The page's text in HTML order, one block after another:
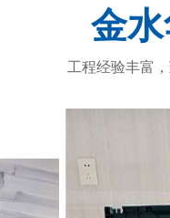
VELOFLUX 微流便携式流
186-6365-3723
金
工程经验丰富